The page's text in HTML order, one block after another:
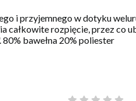
i przyjemnego w dotyku
całkowite rozpięcie, przez co
bawełna 20% poliester